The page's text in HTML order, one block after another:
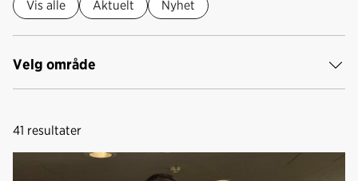
Vis alle Aktuelt Nyhet
Velg område
41 resultater